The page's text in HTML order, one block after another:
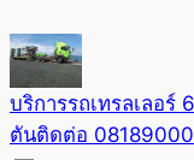
to
content
บริการรถเทรลเลอ
ตันติดต่อ